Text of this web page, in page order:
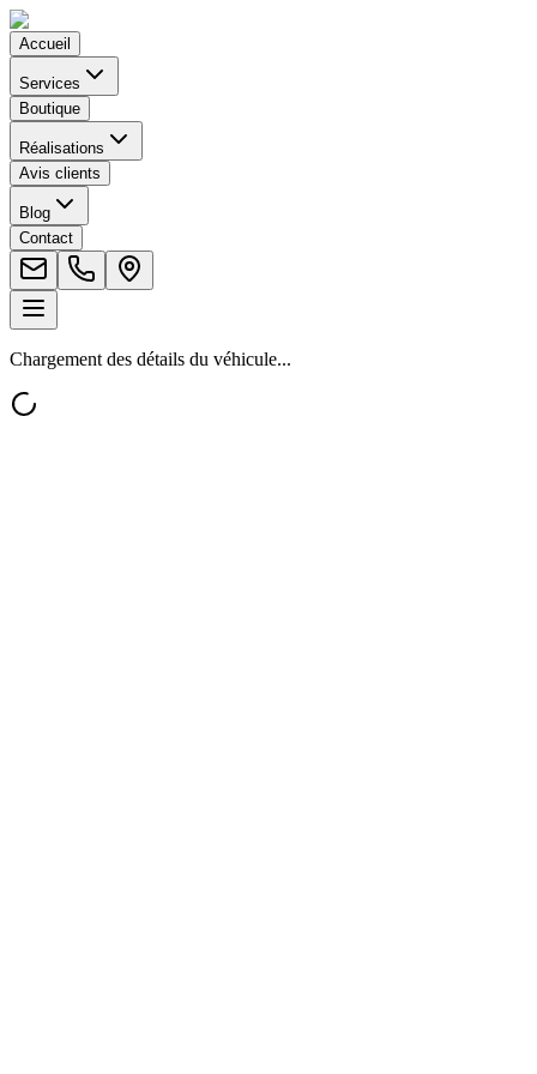
Accueil
Services
Boutique
Réalisations
Avis clients
Blog
Contact
Chargement des détails du véhicule...